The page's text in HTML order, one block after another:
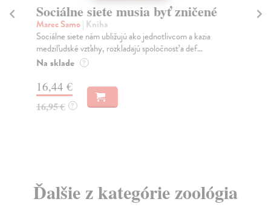
Sociálne siete musia byť zničené
Marec Samo| Kniha
Sociálne siete nám ubližujú ako jednotlivcom a kazia
medziľudské vzťahy, rozkladajú spoločnosť a def...
Na sklade ?
16,44 €
16,95 € ?
Ďalšie z kategórie zoológia